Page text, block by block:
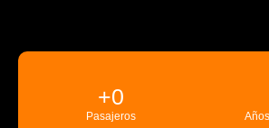
Pasajeros
+0